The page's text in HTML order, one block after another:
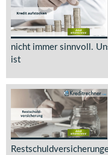
nicht immer sinnvoll.
ist